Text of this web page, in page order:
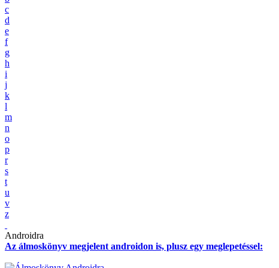
c
d
e
f
g
h
i
j
k
l
m
n
o
p
r
s
t
u
v
z
Androidra
Az álmoskönyv megjelent androidon is, plusz egy meglepetéssel: